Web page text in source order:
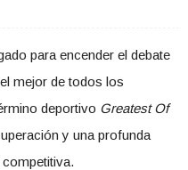
para encender el debate
mejor de todos los
deportivo Greatest Of
y una profunda